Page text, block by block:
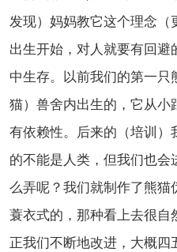
发现）妈妈教它这个理念（
出生开始，对人就要有回
中生存。以前我们的第一只
猫）兽舍内出生的，它从小
有依赖性。后来的（培训）
的不能是人类，但我们也会
么弄呢？我们就制作了熊猫
蓑衣式的，那种看上去很自
正我们不断地改进，大概四